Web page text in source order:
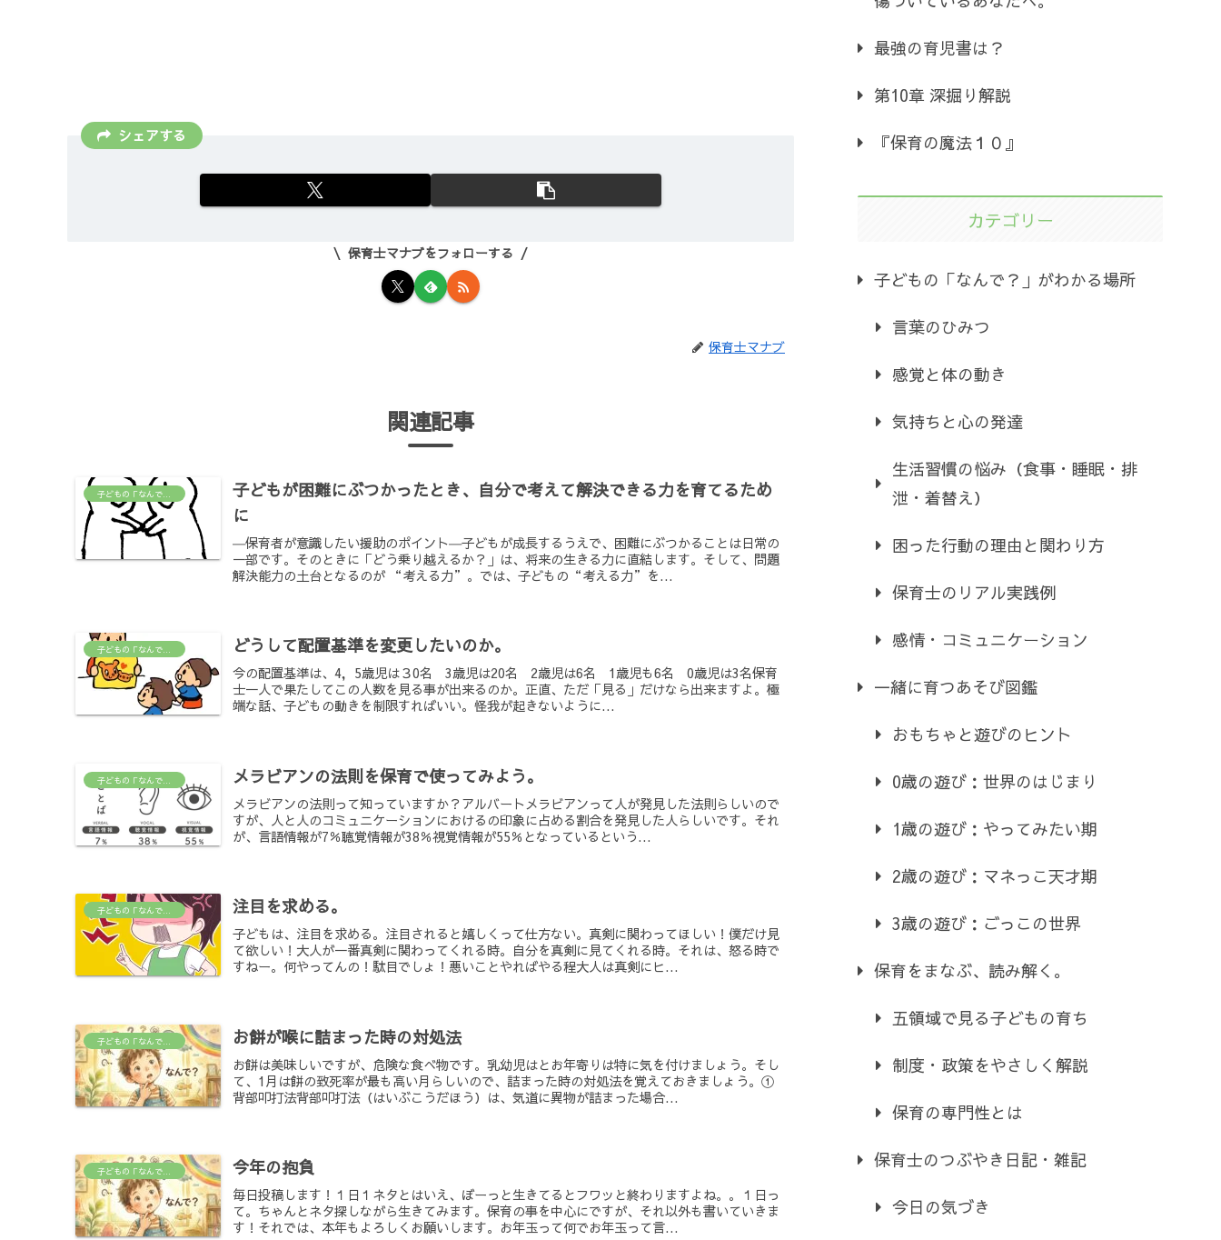
シェアする
保育士マナブをフォローする
保育士マナブ
関連記事
子どもが困難にぶつかったとき、自分で考えて解決できる力を育てるため
に
―保育者が意識したい援助のポイント―子どもが成長するうえで、困難にぶつかることは日常の
一部です。そのときに「どう乗り越えるか？」は、将来の生きる力に直結します。そして、問題
解決能力の土台となるのが “考える力”。では、子どもの“考える力”を...
どうして配置基準を変更したいのか。
今の配置基準は、4，5歳児は３0名 3歳児は20名 2歳児は6名 1歳児も6名 0歳児は3名保育
士一人で果たしてこの人数を見る事が出来るのか。正直、ただ「見る」だけなら出来ますよ。極
端な話、子どもの動きを制限すればいい。怪我が起きないように...
メラビアンの法則を保育で使ってみよう。
メラビアンの法則って知っていますか？アルバートメラビアンって人が発見した法則らしいので
すが、人と人のコミュニケーションにおけるの印象に占める割合を発見した人らしいです。それ
が、言語情報が7％聴覚情報が38％視覚情報が55％となっているという...
注目を求める。
子どもは、注目を求める。注目されると嬉しくって仕方ない。真剣に関わってほしい！僕だけ見
て欲しい！大人が一番真剣に関わってくれる時。自分を真剣に見てくれる時。それは、怒る時で
すねー。何やってんの！駄目でしょ！悪いことやればやる程大人は真剣にヒ...
お餅が喉に詰まった時の対処法
お餅は美味しいですが、危険な食べ物です。乳幼児はとお年寄りは特に気を付けましょう。そし
て、1月は餅の致死率が最も高い月らしいので、詰まった時の対処法を覚えておきましょう。①
背部叩打法背部叩打法（はいぶこうだほう）は、気道に異物が詰まった場合...
今年の抱負
毎日投稿します！１日１ネタとはいえ、ぼーっと生きてるとフワッと終わりますよね。。１日っ
て。ちゃんとネタ探しながら生きてみます。保育の事を中心にですが、それ以外も書いていきま
す！それでは、本年もよろしくお願いします。お年玉って何でお年玉って言...
最強の育児書は？
第10章 深掘り解説
『保育の魔法１０』
カテゴリー
子どもの「なんで？」がわかる場所
言葉のひみつ
感覚と体の動き
気持ちと心の発達
生活習慣の悩み（食事・睡眠・排
泄・着替え）
困った行動の理由と関わり方
保育士のリアル実践例
感情・コミュニケーション
一緒に育つあそび図鑑
おもちゃと遊びのヒント
0歳の遊び：世界のはじまり
1歳の遊び：やってみたい期
2歳の遊び：マネっこ天才期
3歳の遊び：ごっこの世界
保育をまなぶ、読み解く。
五領域で見る子どもの育ち
制度・政策をやさしく解説
保育の専門性とは
保育士のつぶやき日記・雑記
今日の気づき